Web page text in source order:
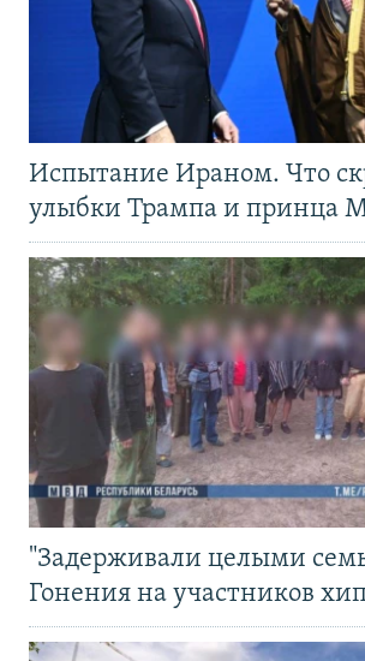
Испытание Ираном. Что
улыбки Трампа и принца
"Задерживали целыми
Гонения на участников